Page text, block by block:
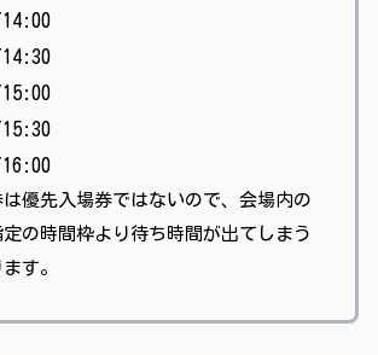
優先入場券ではないので、会場内の
の時間枠より待ち時間が出てしまう
す。